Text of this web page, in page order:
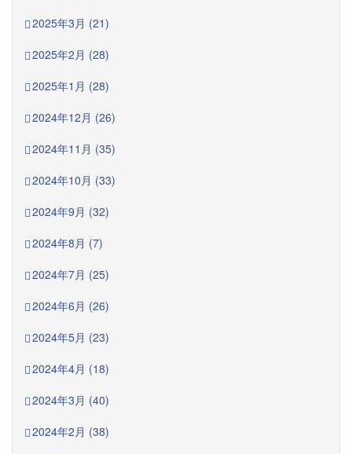
2025年3月 (21)
2025年2月 (28)
2025年1月 (28)
2024年12月 (26)
2024年11月 (35)
2024年10月 (33)
2024年9月 (32)
2024年8月 (7)
2024年7月 (25)
2024年6月 (26)
2024年5月 (23)
2024年4月 (18)
2024年3月 (40)
2024年2月 (38)